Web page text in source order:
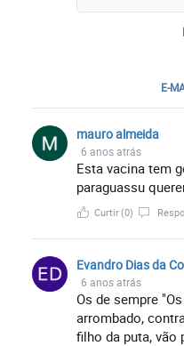
E-
mauro almeida
6 anos atrás
Esta vacina tem
paraguassu
Curtir(0)
Evandro Dias da
6 anos atrás
Os de sempre
arrombado,
filho da puta, vão